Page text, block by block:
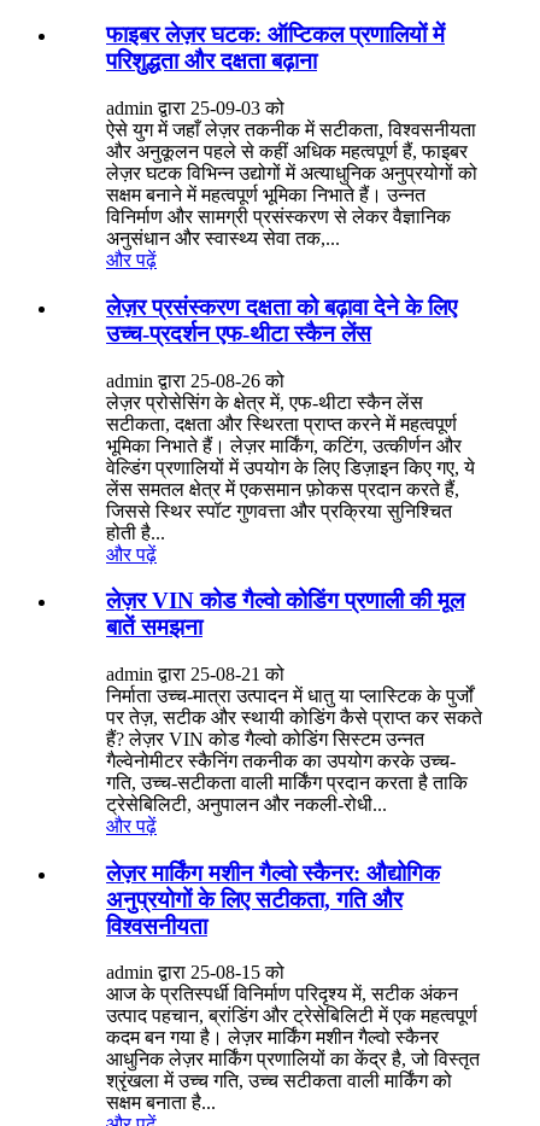
फाइबर लेज़र घटक: ऑप्टिकल प्रणालियों में
परिशुद्धता और दक्षता बढ़ाना
admin द्वारा 25-09-03 को
ऐसे युग में जहाँ लेज़र तकनीक में सटीकता, विश्वसनीयता
और अनुकूलन पहले से कहीं अधिक महत्वपूर्ण हैं, फाइबर
लेज़र घटक विभिन्न उद्योगों में अत्याधुनिक अनुप्रयोगों को
सक्षम बनाने में महत्वपूर्ण भूमिका निभाते हैं। उन्नत
विनिर्माण और सामग्री प्रसंस्करण से लेकर वैज्ञानिक
अनुसंधान और स्वास्थ्य सेवा तक,...
और पढ़ें
लेज़र प्रसंस्करण दक्षता को बढ़ावा देने के लिए
उच्च-प्रदर्शन एफ-थीटा स्कैन लेंस
admin द्वारा 25-08-26 को
लेज़र प्रोसेसिंग के क्षेत्र में, एफ-थीटा स्कैन लेंस
सटीकता, दक्षता और स्थिरता प्राप्त करने में महत्वपूर्ण
भूमिका निभाते हैं। लेज़र मार्किंग, कटिंग, उत्कीर्णन और
वेल्डिंग प्रणालियों में उपयोग के लिए डिज़ाइन किए गए, ये
लेंस समतल क्षेत्र में एकसमान फ़ोकस प्रदान करते हैं,
जिससे स्थिर स्पॉट गुणवत्ता और प्रक्रिया सुनिश्चित
होती है...
और पढ़ें
लेज़र VIN कोड गैल्वो कोडिंग प्रणाली की मूल
बातें समझना
admin द्वारा 25-08-21 को
निर्माता उच्च-मात्रा उत्पादन में धातु या प्लास्टिक के पुर्जों
पर तेज़, सटीक और स्थायी कोडिंग कैसे प्राप्त कर सकते
हैं? लेज़र VIN कोड गैल्वो कोडिंग सिस्टम उन्नत
गैल्वेनोमीटर स्कैनिंग तकनीक का उपयोग करके उच्च-
गति, उच्च-सटीकता वाली मार्किंग प्रदान करता है ताकि
ट्रेसेबिलिटी, अनुपालन और नकली-रोधी...
और पढ़ें
लेज़र मार्किंग मशीन गैल्वो स्कैनर: औद्योगिक
अनुप्रयोगों के लिए सटीकता, गति और
विश्वसनीयता
admin द्वारा 25-08-15 को
आज के प्रतिस्पर्धी विनिर्माण परिदृश्य में, सटीक अंकन
उत्पाद पहचान, ब्रांडिंग और ट्रेसेबिलिटी में एक महत्वपूर्ण
कदम बन गया है। लेज़र मार्किंग मशीन गैल्वो स्कैनर
आधुनिक लेज़र मार्किंग प्रणालियों का केंद्र है, जो विस्तृत
श्रृंखला में उच्च गति, उच्च सटीकता वाली मार्किंग को
सक्षम बनाता है...